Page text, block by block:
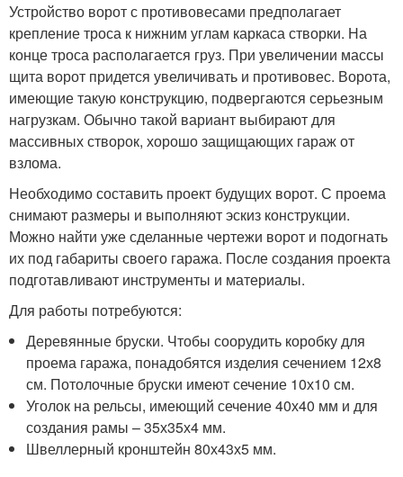
Устройство ворот с противовесами предполагает
крепление троса к нижним углам каркаса створки. На
конце троса располагается груз. При увеличении массы
щита ворот придется увеличивать и противовес. Ворота,
имеющие такую конструкцию, подвергаются серьезным
нагрузкам. Обычно такой вариант выбирают для
массивных створок, хорошо защищающих гараж от
взлома.
Необходимо составить проект будущих ворот. С проема
снимают размеры и выполняют эскиз конструкции.
Можно найти уже сделанные чертежи ворот и подогнать
их под габариты своего гаража. После создания проекта
подготавливают инструменты и материалы.
Для работы потребуются:
Деревянные бруски. Чтобы соорудить коробку для
проема гаража, понадобятся изделия сечением 12х8
см. Потолочные бруски имеют сечение 10х10 см.
Уголок на рельсы, имеющий сечение 40х40 мм и для
создания рамы – 35х35х4 мм.
Швеллерный кронштейн 80х43х5 мм.